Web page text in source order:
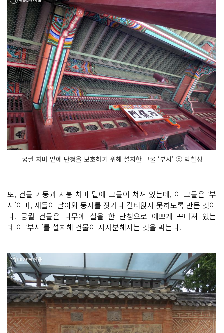
궁궐 처마 밑에 단청을 보호하기 위해 설치한 그물 ‘부시’ ⓒ 박칠성
또, 건물 기둥과 지붕 처마 밑에 그물이 쳐져 있는데, 이 그물은 ‘부
시’이며, 새들이 날아와 둥지를 짓거나 걸터앉지 못하도록 만든 것이
다. 궁궐 건물은 나무에 칠을 한 단청으로 예쁘게 꾸며져 있는
데 이 ‘부시’를 설치해 건물이 지저분해지는 것을 막는다.